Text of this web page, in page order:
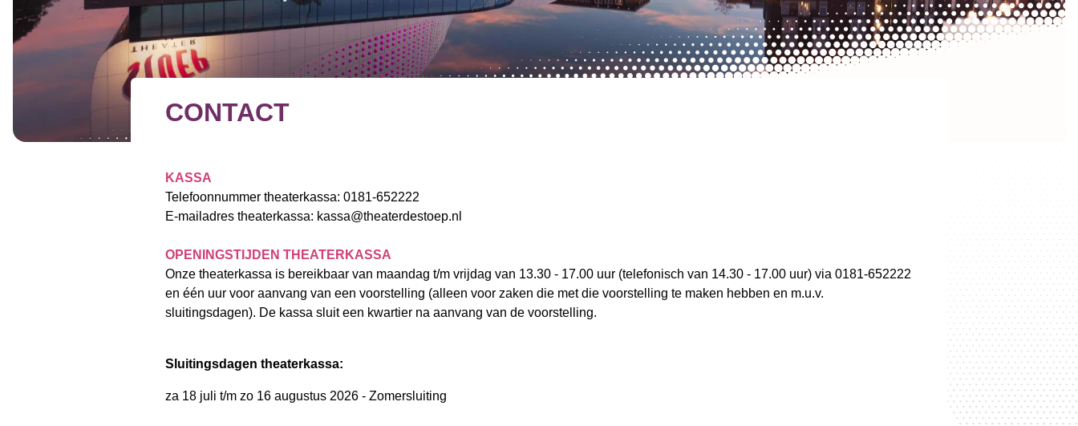
CONTACT
KASSA
Telefoonnummer theaterkassa: 0181-652222
E-mailadres theaterkassa: kassa@theaterdestoep.nl
OPENINGSTIJDEN THEATERKASSA
Onze theaterkassa is bereikbaar van maandag t/m vrijdag van 13.30 - 17.00 uur (telefonisch van 14.30 - 17.00 uur) via 0181-652222
en één uur voor aanvang van een voorstelling (alleen voor zaken die met die voorstelling te maken hebben en m.u.v.
sluitingsdagen). De kassa sluit een kwartier na aanvang van de voorstelling.
Sluitingsdagen theaterkassa:
za 18 juli t/m zo 16 augustus 2026 - Zomersluiting